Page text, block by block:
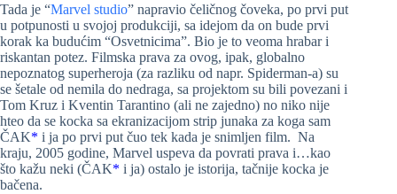
Tada je “Marvel studio” napravio čeličnog čoveka, po prvi put
u potpunosti u svojoj produkciji, sa idejom da on bude prvi
korak ka budućim “Osvetnicima”. Bio je to veoma hrabar i
riskantan potez. Filmska prava za ovog, ipak, globalno
nepoznatog superheroja (za razliku od napr. Spiderman-a) su
se šetale od nemila do nedraga, sa projektom su bili povezani i
Tom Kruz i Kventin Tarantino (ali ne zajedno) no niko nije
hteo da se kocka sa ekranizacijom strip junaka za koga sam
ČAK* i ja po prvi put čuo tek kada je snimljen film. Na
kraju, 2005 godine, Marvel uspeva da povrati prava i…kao
što kažu neki (ČAK* i ja) ostalo je istorija, tačnije kocka je
bačena.